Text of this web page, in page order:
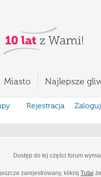
Miasto Najlepsze
Rejestracja
Zaloguj
Dostęp do tej części forum
zarejestrowany, kliknij Tutaj